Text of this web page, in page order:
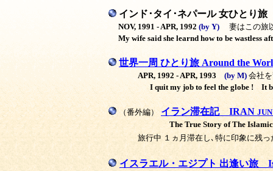
インド･タイ･ネパール 女ひとり旅
NOV, 1991 - APR, 1992 (by Y)
妻はこの旅
My wife said she learnd how to be wastless
世界一周 ひとり旅 Around the
APR, 1992 - APR, 1993 (by M) 会社
I quit my job to feel the globe ! It
（番外編） イラン滞在記 IRAN
The True Story of The
旅行中 １ヵ月滞在し､特に印象に残
イスラエル・エジプト 出逢い旅